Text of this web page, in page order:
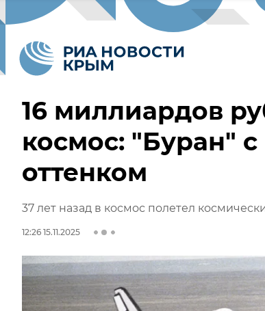
16 миллиардов
космос: "Буран"
оттенком
37 лет назад в космос полетел
12:26 15.11.2025